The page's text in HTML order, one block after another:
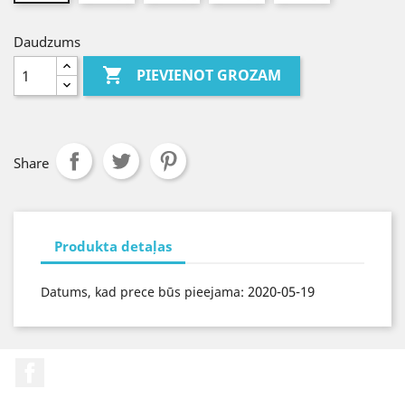
Daudzums
 PIEVIENOT GROZAM
Share
Produkta detaļas
Datums, kad prece būs pieejama: 2020-05-19